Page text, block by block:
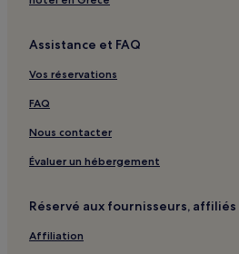
Gáios : hôtels Hôtels avec piscine
Gáios : hôtels Hôtels avec parking
Gáios : hôtels Hôtels familiaux
Lakka : hôtels Hôtels avec piscine
Lakka : hôtels Hôtels avec parking
Vríka : hôtels à proximité
Plage de Voutoumi : hôtels à
Assistance et FAQ
Vos réservations
FAQ
Nous contacter
Évaluer un hébergement
Réservé aux fournisseurs, affiliés
Affiliation